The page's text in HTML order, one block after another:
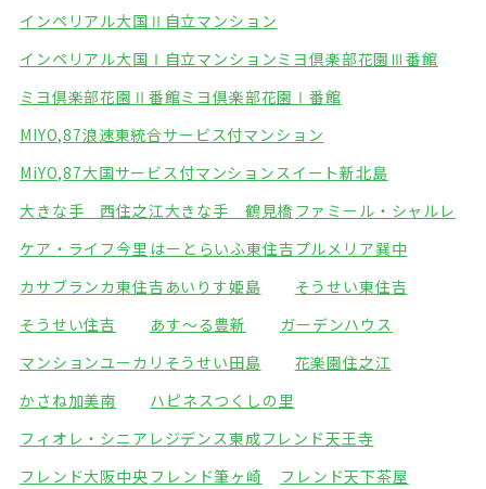
インペリアル大国Ⅱ自立マンション
インペリアル大国Ⅰ自立マンションミヨ倶楽部花園Ⅲ番館
ミヨ倶楽部花園Ⅱ番館ミヨ倶楽部花園Ⅰ番館
MIYO,87浪速東統合サービス付マンション
MiYO,87大国サービス付マンションスイート新北島
大きな手 西住之江大きな手 鶴見橋 ファミール・シャルレ
ケア・ライフ今里 はーとらいふ東住吉プルメリア巽中
カサブランカ東住吉 あいりす姫島
そうせい東住吉
そうせい住吉
あす～る豊新
ガーデンハウス
マンションユーカリ そうせい田島
花楽園住之江
かさね加美南
ハピネスつくしの里
フィオレ・シニアレジデンス東成フレンド天王寺
フレンド大阪中央 フレンド筆ヶ崎
フレンド天下茶屋